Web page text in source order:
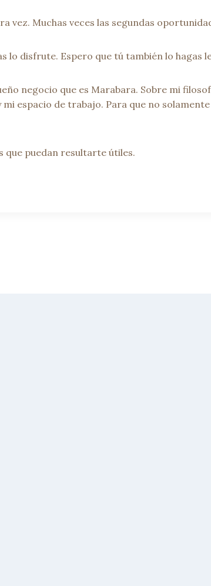
vez. Muchas veces las segundas
lo disfrute. Espero que tú también lo hagas
negocio que es Marabara. Sobre mi
espacio de trabajo. Para que no
puedan resultarte útiles.